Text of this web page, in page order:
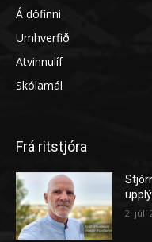
Á döfinni
Umhverfið
Atvinnulíf
Skólamál
Frá ritstjóra
2. júlí